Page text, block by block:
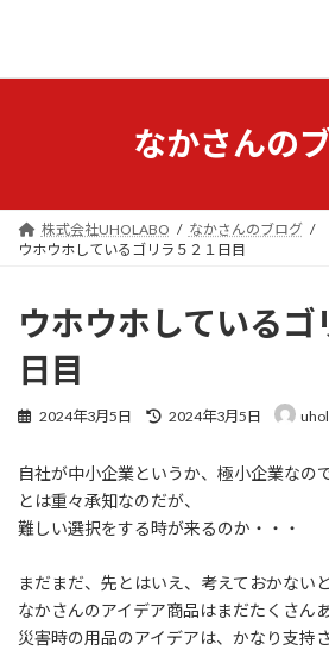
ン
ー
なかさんの
株式会社UHOLABO
なかさんのブログ
ウホウホしているゴリラ５２１日目
ウホウホしているゴ
日目
2024年3月5日
最
新
日
時
:
2024年3月5日
自社が中小企業というか、極小企業なの
とは重々承知なのだが、
難しい選択をする時が来るのか・・・
まだまだ、先とはいえ、考えておかない
なかさんのアイデア商品はまだたくさんあ
災害時の用品のアイデアは、かなり支持